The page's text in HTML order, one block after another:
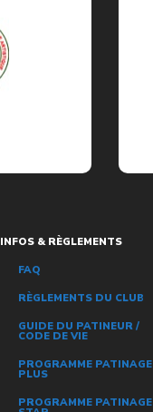
INFOS & RÈGLEMENTS
FAQ
RÈGLEMENTS DU CLUB
GUIDE DU PATINEUR /
CODE DE VIE
PROGRAMME PATINAGE
PLUS
PROGRAMME PATINAGE